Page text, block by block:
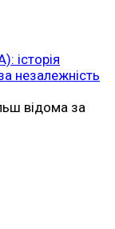
історія
незалежність
відома за